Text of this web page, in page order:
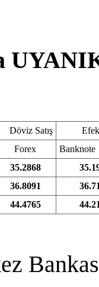
Döviz Satış
Forex
35.2868
36.8091
44.4765